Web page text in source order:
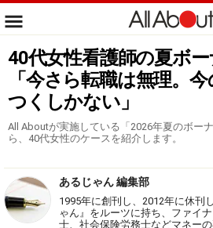
40代女性看護師の夏ボ
「今さら転職は無理。
つくしかない」
All Aboutが実施している「2026年夏のボー
ら、40代女性のケースを紹介します。
あるじゃん 編集部
1995年に創刊し、2012年に休刊
ゃん』をルーツに持ち、ファイ
士、社会保険労務士などマネー